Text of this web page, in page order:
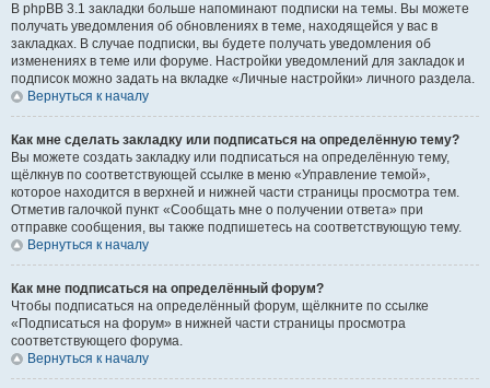
В phpBB 3.1 закладки больше напоминают подписки на темы. Вы можете
получать уведомления об обновлениях в теме, находящейся у вас в
закладках. В случае подписки, вы будете получать уведомления об
изменениях в теме или форуме. Настройки уведомлений для закладок и
подписок можно задать на вкладке «Личные настройки» личного раздела.
Вернуться к началу
Как мне сделать закладку или подписаться на определённую тему?
Вы можете создать закладку или подписаться на определённую тему,
щёлкнув по соответствующей ссылке в меню «Управление темой»,
которое находится в верхней и нижней части страницы просмотра тем.
Отметив галочкой пункт «Сообщать мне о получении ответа» при
отправке сообщения, вы также подпишетесь на соответствующую тему.
Вернуться к началу
Как мне подписаться на определённый форум?
Чтобы подписаться на определённый форум, щёлкните по ссылке
«Подписаться на форум» в нижней части страницы просмотра
соответствующего форума.
Вернуться к началу